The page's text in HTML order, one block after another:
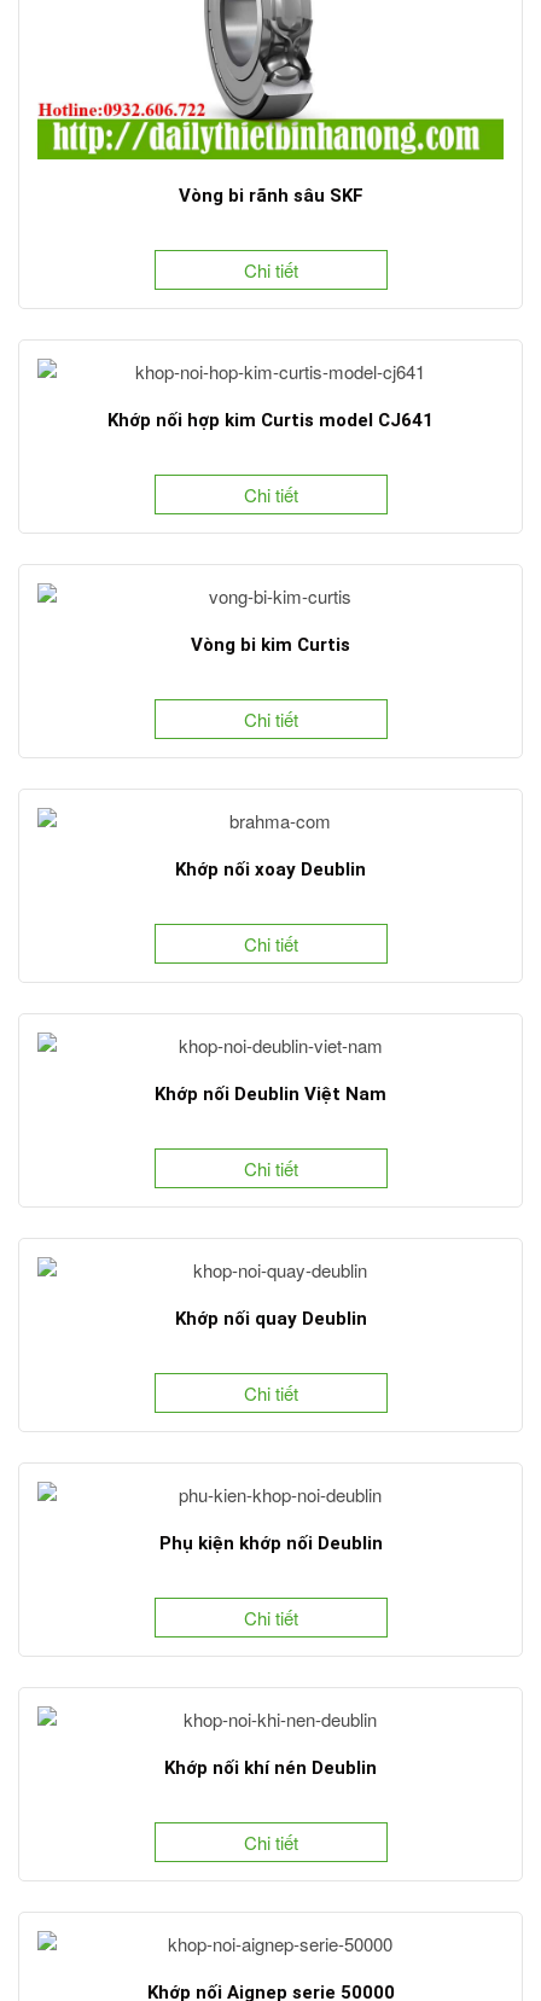
Vòng bi rãnh sâu SKF
Chi tiết
Khớp nối hợp kim Curtis model CJ641
Chi tiết
Vòng bi kim Curtis
Chi tiết
Khớp nối xoay Deublin
Chi tiết
Khớp nối Deublin Việt Nam
Chi tiết
Khớp nối quay Deublin
Chi tiết
Phụ kiện khớp nối Deublin
Chi tiết
Khớp nối khí nén Deublin
Chi tiết
Khớp nối Aignep serie 50000